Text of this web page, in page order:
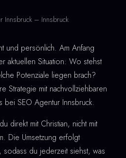
Innsbruck – Innsbruck
und persönlich. Am Anfang
aktuellen Situation: Wo stehst
Potenziale liegen brach?
Strategie mit nachvollziehbaren
bei SEO Agentur Innsbruck.
direkt mit Christian, nicht mit
Die Umsetzung erfolgt
sodass du jederzeit siehst, was